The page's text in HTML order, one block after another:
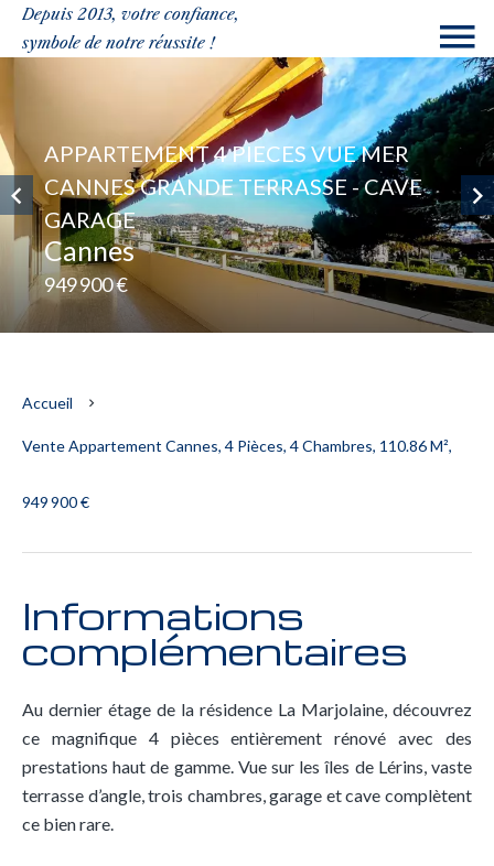
Depuis 2013, votre confiance,
symbole de notre réussite !
APPARTEMENT 4 PIECES VUE MER
CANNES GRANDE TERRASSE - CAVE
GARAGE
Cannes
949 900 €
Accueil
Vente Appartement Cannes, 4 Pièces, 4 Chambres, 110.86 M²,
949 900 €
Informations
complémentaires
Au dernier étage de la résidence La Marjolaine, découvrez
ce magnifique 4 pièces entièrement rénové avec des
prestations haut de gamme. Vue sur les îles de Lérins, vaste
terrasse d’angle, trois chambres, garage et cave complètent
ce bien rare.